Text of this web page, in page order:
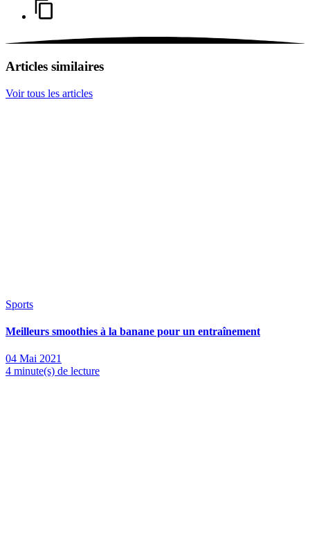
Articles similaires
Voir tous les articles
Sports
Meilleurs smoothies à la banane pour un entraînement
04 Mai 2021
4 minute(s) de lecture